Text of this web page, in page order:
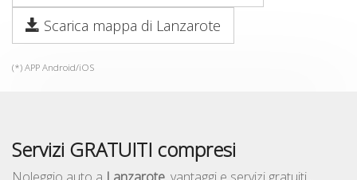
Scarica mappa di Lanzarote
(*) APP Android/iOS
Servizi GRATUITI compresi